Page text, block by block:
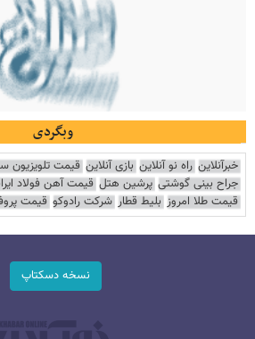
وبگردی
خبرآنلاین راه نو آنلاین بازی آنلاین قیمت تلویزیون
جراح بینی گوشتی پرشین هتل قیمت آهن فولاد
قیمت طلا امروز بلیط قطار شرکت رادوکو قیمت
نسخه دسکتاپ